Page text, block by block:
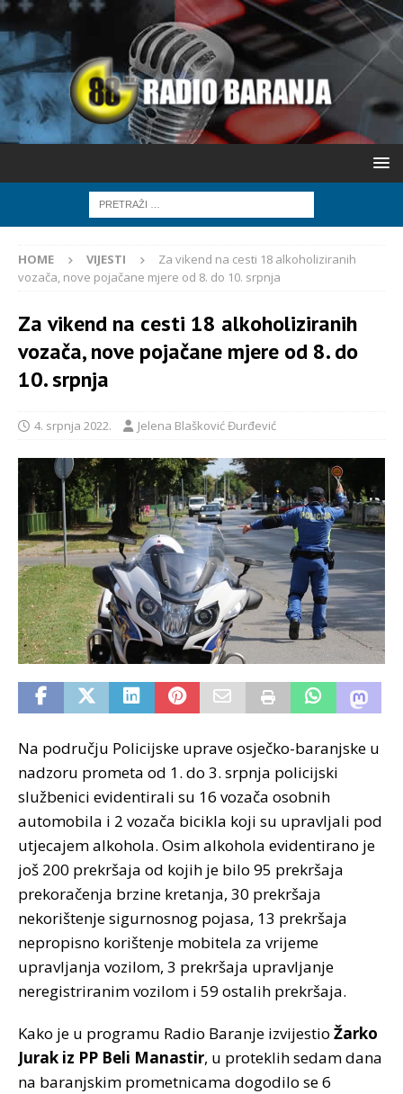
HOME VIJESTI
Za vikend na cesti 18 alkoholiziranih
vozača, nove pojačane mjere od 8. do 10. srpnja
Za vikend na cesti 18 alkoholiziranih
vozača, nove pojačane mjere od 8. do
10. srpnja
4. srpnja 2022. Jelena Blašković Đurđević
Na području Policijske uprave osječko-baranjske u
nadzoru prometa od 1. do 3. srpnja policijski
službenici evidentirali su 16 vozača osobnih
automobila i 2 vozača bicikla koji su upravljali pod
utjecajem alkohola. Osim alkohola evidentirano je
još 200 prekršaja od kojih je bilo 95 prekršaja
prekoračenja brzine kretanja, 30 prekršaja
nekorištenje sigurnosnog pojasa, 13 prekršaja
nepropisno korištenje mobitela za vrijeme
upravljanja vozilom, 3 prekršaja upravljanje
neregistriranim vozilom i 59 ostalih prekršaja.
Kako je u programu Radio Baranje izvijestio Žarko
Jurak iz PP Beli Manastir, u proteklih sedam dana
na baranjskim prometnicama dogodilo se 6